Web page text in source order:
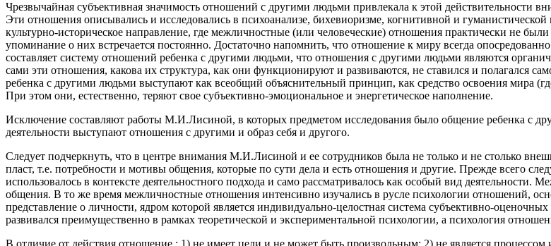
Чрезвычайная субъективная значимость отношений с другими людьми привлекала к этой действительности
Эти отношения описывались и исследовались в психоанализе, бихевиоризме, когнитивной и
культурно-историческое направление, где межличностные (или человеческие) отношения практически не
упоминание о них встречается постоянно. Достаточно напомнить, что отношение к миру всегда
составляет систему отношений ребенка с другими людьми, что отношения с другими людьми являются
сами эти отношения, какова их структура, как они функционируют и развиваются, не ставился и полагался
ребенка с другими людьми выступают как всеобщий объяснительный принцип, как средство освоения мира
При этом они, естественно, теряют свое субъективно-эмоциональное и энергетическое наполнение.
Исключение составляют работы М.И.Лисиной, в которых предметом исследования было общение ребенка с
деятельности выступают отношения с другими и образ себя и другого.
Следует подчеркнуть, что в центре внимания М.И.Лисиной и ее сотрудников была не только и не столько
пласт, т.е. потребности и мотивы общения, которые по сути дела и есть отношения и другие. Прежде всего
использовалось в контексте деятельностного подхода и само рассматривалось как особый вид
общения. В то же время межличностные отношения интенсивно изучались в русле психологии отношений,
представление о личности, ядром которой является индивидуально-целостная система субъективно-
развивался преимущественно в рамках теоретической и экспериментальной психологии, а психология
В отличие от действия отношение : 1) не имеет цели и не может быть произвольным; 2) не является процессом